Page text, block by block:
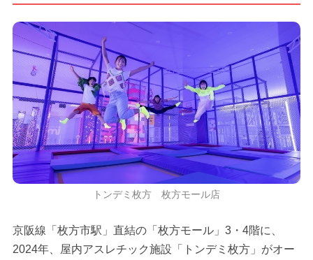
トンデミ枚方 枚方モール店
京阪線「枚方市駅」直結の「枚方モール」3・4階に、
2024年、屋内アスレチック施設「トンデミ枚方」がオー